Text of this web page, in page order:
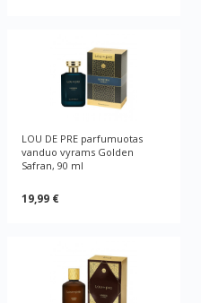
LOU DE PRE parfumuotas
vanduo vyrams Golden
Safran, 90 ml
19,99 €